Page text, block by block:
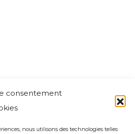
consentement
nous utilisons des technologies telles